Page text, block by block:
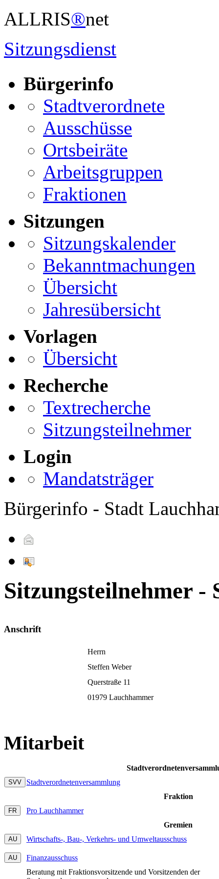
ALLRIS®net
Sitzungsdienst
Bürgerinfo
Stadtverordnete
Ausschüsse
Ortsbeiräte
Arbeitsgruppen
Fraktionen
Sitzungen
Sitzungskalender
Bekanntmachungen
Übersicht
Jahresübersicht
Vorlagen
Übersicht
Recherche
Textrecherche
Sitzungsteilnehmer
Login
Mandatsträger
Bürgerinfo - Stadt
Sitzungsteilnehmer
Anschrift
Herrn
Steffen Weber
Querstraße 11
01979 Lauchhammer
Mitarbeit
Stadtverordnetenversammlung
Fraktion
Pro Lauchhammer
Gremien
Wirtschafts-, Bau-, Verkehrs- und Umweltausschuss
Finanzausschuss
Beratung mit Fraktionsvorsitzende und Vorsitzenden der